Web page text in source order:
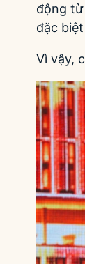
động
đặc
Vì vậy,